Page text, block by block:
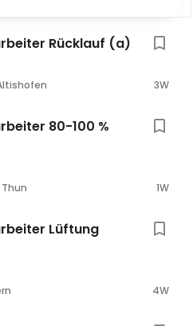
Rücklauf (a)
3W
80-100 %
1W
Lüftung
4W